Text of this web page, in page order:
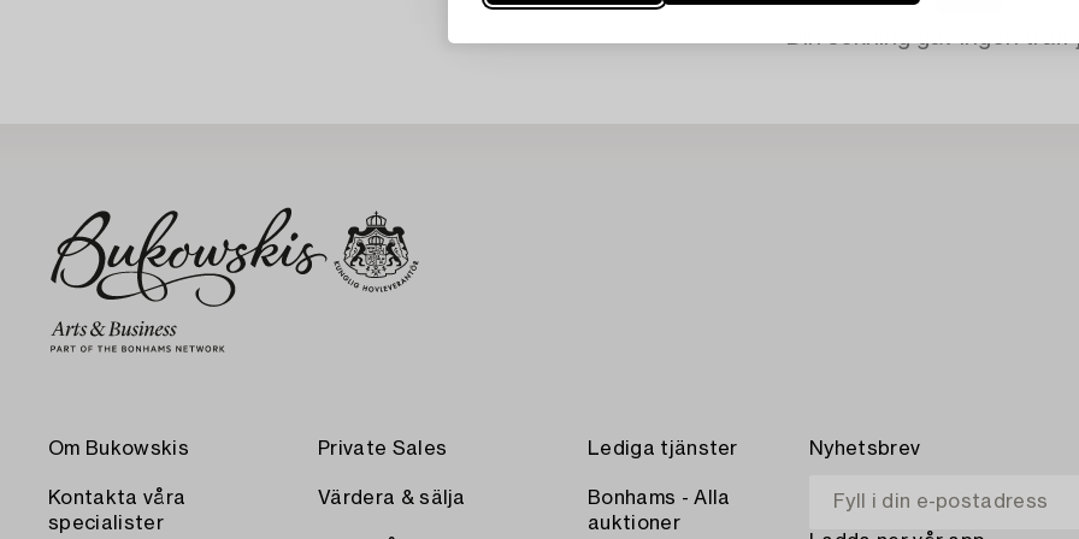
Om Bukowskis
Kontakta våra
specialister
Private Sales
Värdera & sälja
Lediga tjänster
Bonhams - Alla
auktioner
Nyhetsbrev